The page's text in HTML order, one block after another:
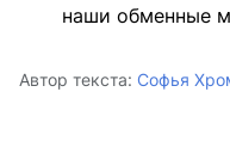
наши обменные
Автор текста: Софья